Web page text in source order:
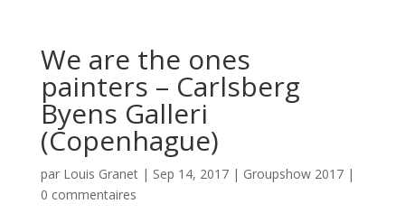
We are the ones
painters – Carlsberg
Byens Galleri
(Copenhague)
par Louis Granet| Sep 14, 2017| Groupshow 2017|
0 commentaires